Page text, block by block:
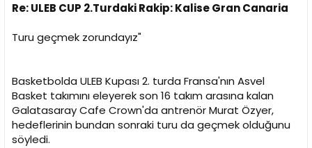
Re: ULEB CUP 2.Turdaki Rakip: Kalise Gran Canaria
Turu geçmek zorundayız"
Basketbolda ULEB Kupası 2. turda Fransa'nın Asvel
Basket takımını eleyerek son 16 takım arasına kalan
Galatasaray Cafe Crown'da antrenör Murat Özyer,
hedeflerinin bundan sonraki turu da geçmek olduğunu
söyledi.